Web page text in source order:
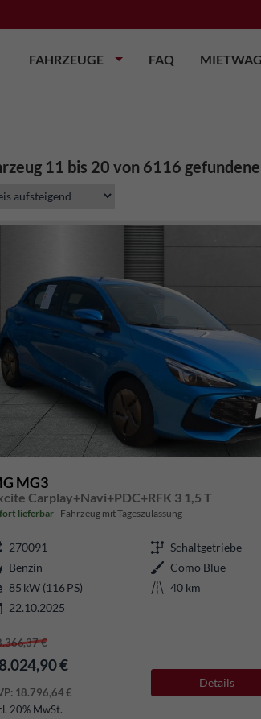
FAHRZEUGE FAQ
11 bis 20 von 6116
MG3
Carplay+Navi+PDC+RFK 3 1,5 T
lieferbar Fahrzeug mit Tageszulassung
270091
Schaltgetriebe
Benzin
Como Blue
85 kW (116 PS)
40 km
22.10.2025
€
€
18.796,64 €
20% MwSt.
Details